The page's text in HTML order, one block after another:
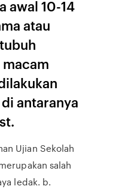
awal 10-14
atau
antaranya
Ujian Sekolah
salah
ledak. b.